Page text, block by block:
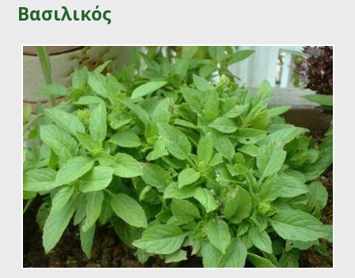
Βασιλικός